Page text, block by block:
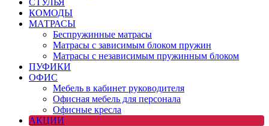
СТУЛЬЯ
КОМОДЫ
МАТРАСЫ
Беспружинные матрасы
Матрасы с зависимым блоком пружин
Матрасы с независимым пружинным блоком
ПУФИКИ
ОФИС
Мебель в кабинет руководителя
Офисная мебель для персонала
Офисные кресла
АКЦИИ